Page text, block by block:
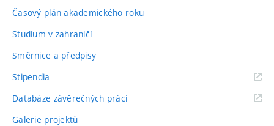
Časový plán akademického roku
Studium v zahraničí
Směrnice a předpisy
Stipendia
Databáze závěrečných prácí
Galerie projektů